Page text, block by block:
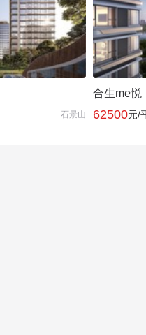
石景山
合生me悦
62500元/